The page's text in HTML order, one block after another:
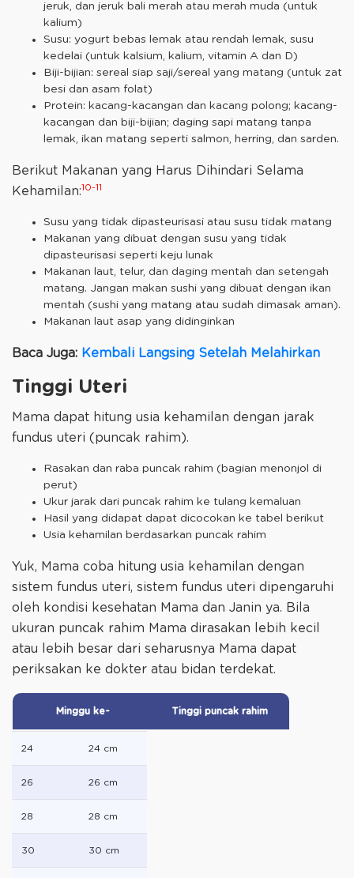
jeruk, dan jeruk bali merah atau merah muda (untuk
kalium)
Susu: yogurt bebas lemak atau rendah lemak, susu
kedelai (untuk kalsium, kalium, vitamin A dan D)
Biji-bijian: sereal siap saji/sereal yang matang (untuk zat
besi dan asam folat)
Protein: kacang-kacangan dan kacang polong; kacang-
kacangan dan biji-bijian; daging sapi matang tanpa
lemak, ikan matang seperti salmon, herring, dan sarden.
Berikut Makanan yang Harus Dihindari Selama
Kehamilan:10-11
Susu yang tidak dipasteurisasi atau susu tidak matang
Makanan yang dibuat dengan susu yang tidak
dipasteurisasi seperti keju lunak
Makanan laut, telur, dan daging mentah dan setengah
matang. Jangan makan sushi yang dibuat dengan ikan
mentah (sushi yang matang atau sudah dimasak aman).
Makanan laut asap yang didinginkan
Baca Juga: Kembali Langsing Setelah Melahirkan
Tinggi Uteri
Mama dapat hitung usia kehamilan dengan jarak
fundus uteri (puncak rahim).
Rasakan dan raba puncak rahim (bagian menonjol di
perut)
Ukur jarak dari puncak rahim ke tulang kemaluan
Hasil yang didapat dapat dicocokan ke tabel berikut
Usia kehamilan berdasarkan puncak rahim
Yuk, Mama coba hitung usia kehamilan dengan
sistem fundus uteri, sistem fundus uteri dipengaruhi
oleh kondisi kesehatan Mama dan Janin ya. Bila
ukuran puncak rahim Mama dirasakan lebih kecil
atau lebih besar dari seharusnya Mama dapat
periksakan ke dokter atau bidan terdekat.
Minggu ke- Tinggi puncak rahim
24 24 cm
26 26 cm
28 28 cm
30 30 cm